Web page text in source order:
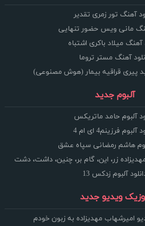
آهنگ تور زمری تقدیر
مانی ویس حضور تنهایی
آهنگ میلاد باکری اشتباه
آهنگ مستر تروما
پیری قراقیه بیمار (هوش مصنوعی)
آلبوم جدید
آلبوم حامد ماتریکس
آلبوم فرزینم4 ای ام 4
هاشم رمضانی سپاه عشق
زر، این، گام بر، چنین، داشت، دشت
آلبوم زدکس 13
ویدیو جدید
امیرشهاب مهدیزاده به زبون خودم